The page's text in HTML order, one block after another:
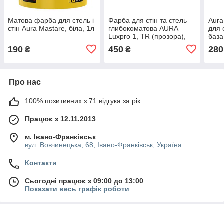
Матова фарба для стель і
стін Aura Mastare, біла, 1л
190 ₴
Фарба для стін та стель
глибокоматова AURA
Luxpro 1, TR (прозора),
450₴
для
280
Про нас
100% позитивних з 71 відгука за рік
Працює з 12.11.2013
м. Івано-Франківськ
вул. Вовчинецька, 68, Івано-Франківськ, Україна
Контакти
Сьогодні працює з 09:00 до 13:00
Показати весь графік роботи